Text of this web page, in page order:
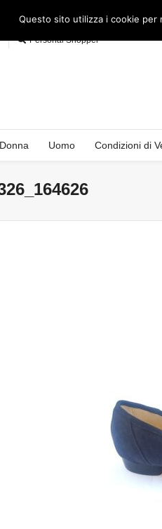
Personal Shopper
Donna Uomo Condizioni di
Questo sito utilizza i cookie per